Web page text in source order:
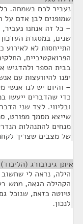
נעביר לכם בשמחה.
שמופנים לבן אדם על
– כל זה אנחנו
שנים, במסגרת
התייחסות לא
הפרואקטיביים,
בבית הספר ולהדגיש
יפנו להיוועצות עם
– והיום יש לנו אנשי
כדי שהדברים ייעשו
ובליווי. לצד שני
שייצא מסמך מפורט,
מנחים להתנהלות
של מצבים שצריך
איתן גינזבורג (הליכוד)
הילה, נראה לי שחשוב
הקהילה הגאה, ממש
טיוטה כזאת, שנוכל
לנכון.